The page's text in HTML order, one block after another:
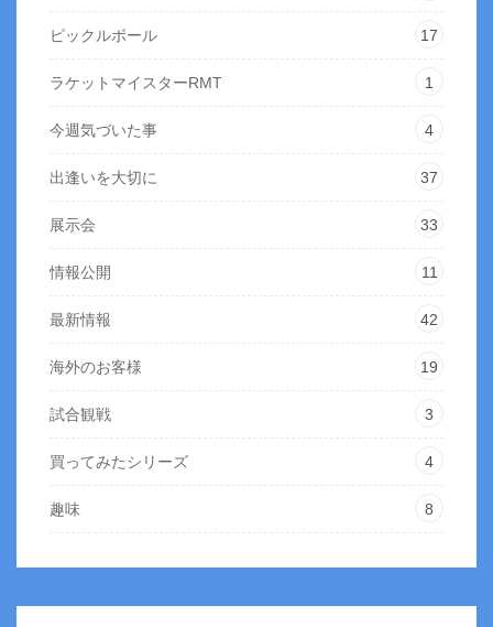
ピックルボール 17
ラケットマイスターRMT 1
今週気づいた事 4
出逢いを大切に 37
展示会 33
情報公開 11
最新情報 42
海外のお客様 19
試合観戦 3
買ってみたシリーズ 4
趣味 8